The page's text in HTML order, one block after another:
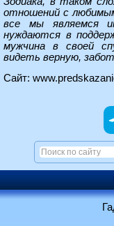
отношений с
все мы являемся
нуждаются в
мужчина в своей
видеть верную,
Сайт: